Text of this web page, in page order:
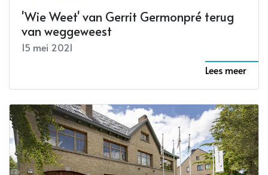
'Wie Weet' van Gerrit Germonpré terug
van weggeweest
15 mei 2021
Lees meer